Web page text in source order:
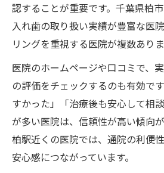
認することが重要です。千葉県柏
入れ歯の取り扱い実績が豊富な医
リングを重視する医院が複数ありま
医院のホームページや口コミで、
の評価をチェックするのも有効で
すかった」「治療後も安心して相
が多い医院は、信頼性が高い傾向
柏駅近くの医院では、通院の利便
安心感につながっています。